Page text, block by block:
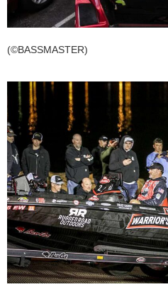
(©BASSMASTER)